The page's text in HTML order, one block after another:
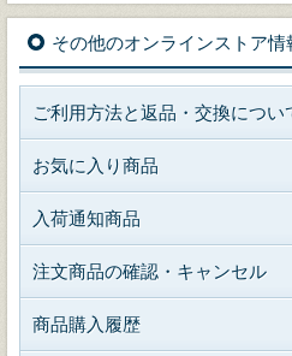
その他のオンラインストア情
ご利用方法と返品・交換につい
お気に入り商品
入荷通知商品
注文商品の確認・キャンセル
商品購入履歴